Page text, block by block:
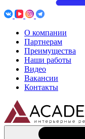
О компании
Партнерам
Преимущества
Наши работы
Видео
Вакансии
Контакты